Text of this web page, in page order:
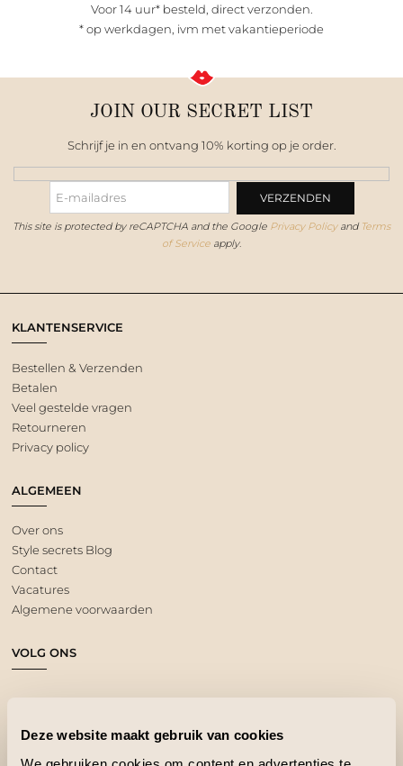
Deze website maakt gebruik van cookies
Voor 14 uur* besteld, direct verzonden.
* op werkdagen, ivm met vakantieperiode
JOIN OUR SECRET LIST
Schrijf je in en ontvang 10% korting op je order.
This site is protected by reCAPTCHA and the Google Privacy Policyand Terms
of Service apply.
KLANTENSERVICE
Bestellen & Verzenden
Betalen
Veel gestelde vragen
Retourneren
Privacy policy
ALGEMEEN
Over ons
Style secrets Blog
Contact
Vacatures
Algemene voorwaarden
VOLG ONS